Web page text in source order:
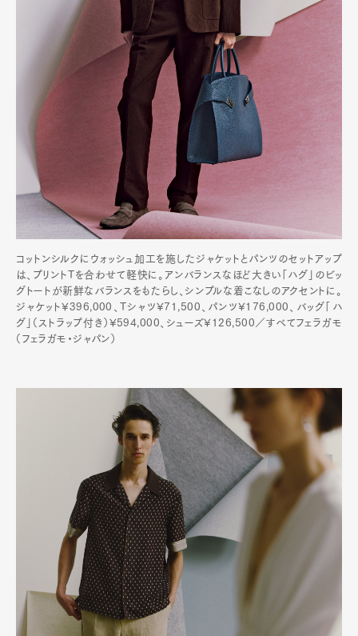
コットンシルクにウォッシュ加工を施したジャケットとパンツのセットアップ
は、プリントTを合わせて軽快に。アンバランスなほど大きい「ハグ」のビッ
グトートが新鮮なバランスをもたらし、シンプルな着こなしのアクセントに。
ジャケット¥396,000、Tシャツ¥71,500、パンツ¥176,000、バッグ「ハ
グ」（ストラップ付き）¥594,000、シューズ¥126,500／すべてフェラガモ
（フェラガモ・ジャパン）